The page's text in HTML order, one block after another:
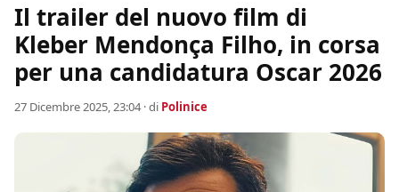
Il trailer del nuovo film di
Kleber Mendonça Filho, in corsa
per una candidatura Oscar 2026
27 Dicembre 2025, 23:04· di Polinice